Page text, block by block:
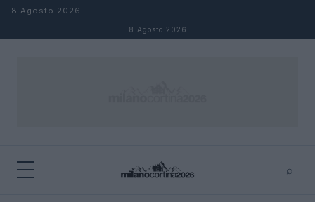
Salta al contenuto
8 Agosto 2026
8 Agosto 2026
⌕